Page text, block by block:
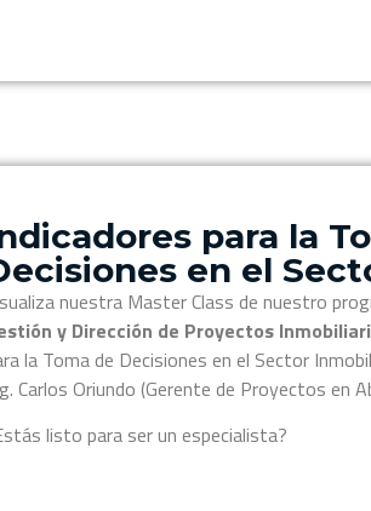
para la
en el
nuestra Master Class de nuestro
y Dirección de Proyectos
la Toma de Decisiones en el Sector
Carlos Oriundo (Gerente de Proyectos en
listo para ser un especialista?